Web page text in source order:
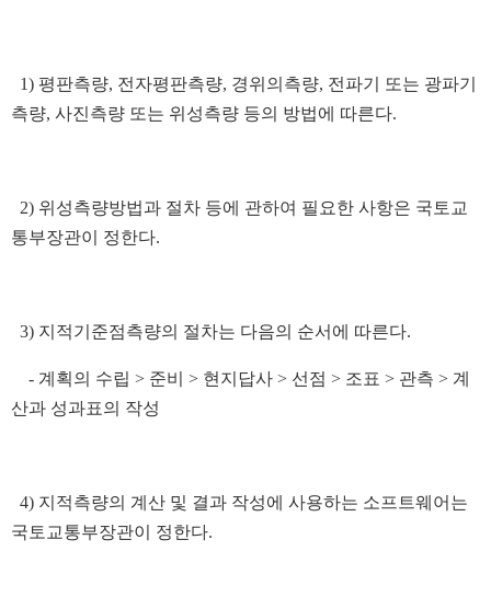
1) 평판측량, 전자평판측량, 경위의측량, 전파기 또는 광파기
측량, 사진측량 또는 위성측량 등의 방법에 따른다.
2) 위성측량방법과 절차 등에 관하여 필요한 사항은 국토교
통부장관이 정한다.
3) 지적기준점측량의 절차는 다음의 순서에 따른다.
- 계획의 수립 > 준비 > 현지답사 > 선점 > 조표 > 관측 > 계
산과 성과표의 작성
4) 지적측량의 계산 및 결과 작성에 사용하는 소프트웨어는
국토교통부장관이 정한다.